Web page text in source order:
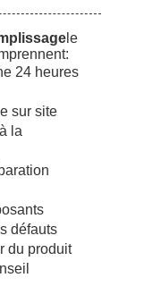
le
24 heures
sur site
la
défauts
du produit